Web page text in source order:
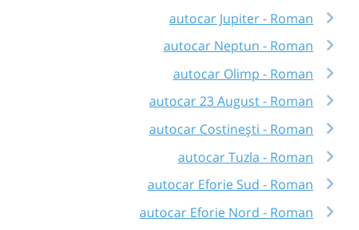
autocar Jupiter - Roman
autocar Neptun - Roman
autocar Olimp - Roman
autocar 23 August - Roman
autocar Costinești - Roman
autocar Tuzla - Roman
autocar Eforie Sud - Roman
autocar Eforie Nord - Roman